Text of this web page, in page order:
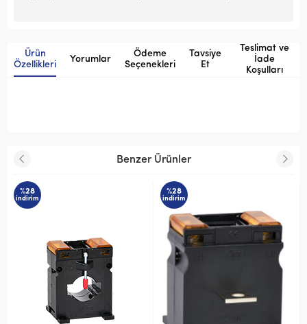
Ürün
Özellikleri
Yorumlar
Ödeme
Seçenekleri
Tavsiye
Et
Teslimat ve
İade
Koşulları
Benzer Ürünler